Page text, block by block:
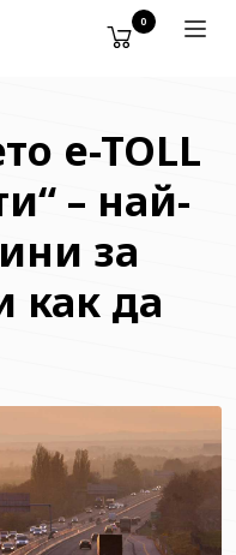
0
e-TOLL
– най-
за
как да